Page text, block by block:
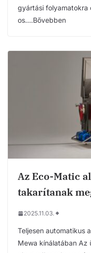
gyártási folyamatokra
os….Bővebben
Az Eco-Matic
takarítanak
2025.11.03.
Teljesen automatikus
Mewa kínálatában Az